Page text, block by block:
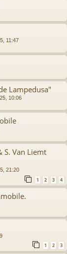
11:47
Lampedusa"
10:06
S. Van Liemt
21:20
1 2 3 4
1 2 3